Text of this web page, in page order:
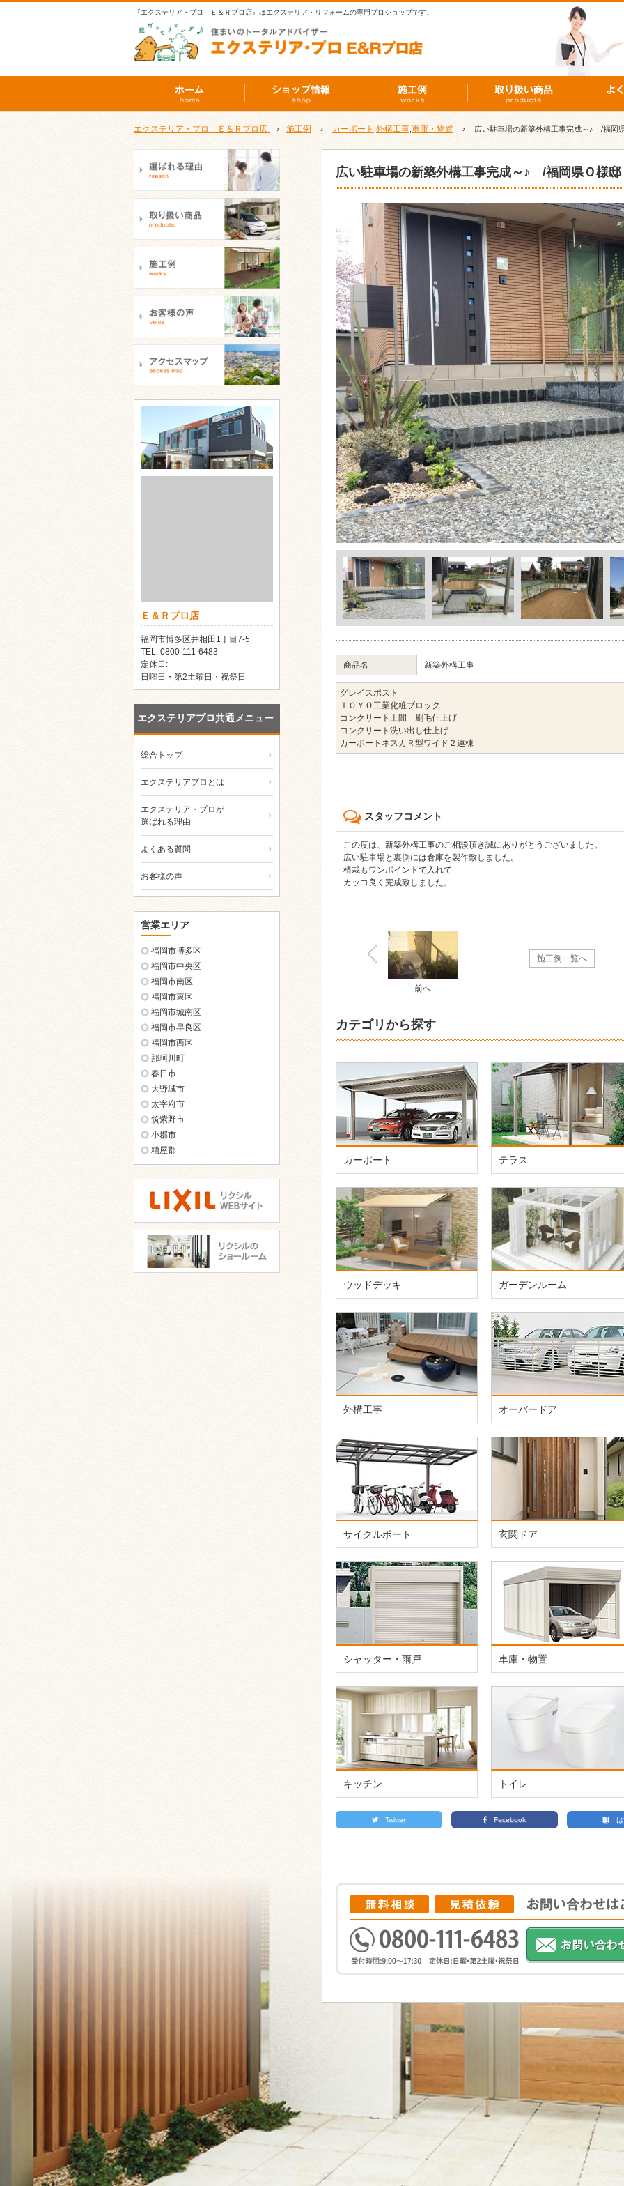
『エクステリア・プロ Ｅ＆Ｒプロ店』はエクステリア・リフォームの専門プロショップです。
エクステリア・プロ Ｅ＆Ｒプロ店 › 施工例 › カーポート 外構工事 車庫・物置 › 広い駐車場の新築外構工事完成～♪ /福岡
広い駐車場の新築外構工事完成～♪ /福岡県Ｏ様邸
商品名 新築外構工事
グレイスポスト
ＴＯＹＯ工業化粧ブロック
コンクリート土間 刷毛仕上げ
コンクリート洗い出し仕上げ
カーポートネスカＲ型ワイド２連棟
スタッフコメント
この度は、新築外構工事のご相談頂き誠にありがとうございました。
広い駐車場と裏側には倉庫を製作致しました。
植栽もワンポイントで入れて
カッコ良く完成致しました。
施工例一覧へ
前へ
カテゴリから探す
カーポート テラス
ウッドデッキ ガーデンルーム
外構工事 オーバードア
サイクルポート 玄関ドア
シャッター・雨戸 車庫・物置
キッチン トイレ
Twitter Facebook
Ｅ＆Ｒプロ店
福岡市博多区井相田1丁目7-5
TEL: 0800-111-6483
定休日:
日曜日・第2土曜日・祝祭日
エクステリアプロ共通メニュー
総合トップ
エクステリアプロとは
エクステリア・プロが
選ばれる理由
よくある質問
お客様の声
営業エリア
福岡市博多区
福岡市中央区
福岡市南区
福岡市東区
福岡市城南区
福岡市早良区
福岡市西区
那珂川町
春日市
大野城市
太宰府市
筑紫野市
小郡市
糟屋郡